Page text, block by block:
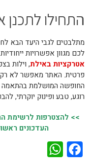
התחילו
מתלבטים לגבי היעד הבא
לכם מגוון אפשרויות
אטרקציות באילת, וילות
פרטית. האתר מאפשר לא
החופשה המושלמת בהתאמה
רוגע, טבע ופינוק יוקרתי,
>> להצטרפות לרשימת
העדכונים
Facebook